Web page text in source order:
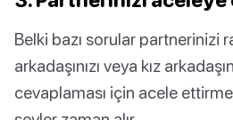
Belki bazı sorular partnerinizi
arkadaşınızı veya kız
cevaplaması için acele